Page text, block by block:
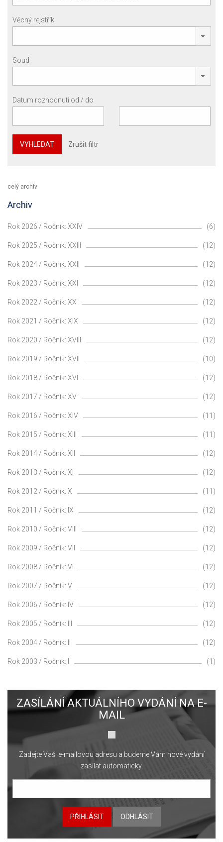
Věcný rejstřík
Soud
Datum rozhodnutí od / do
VYHLEDAT Zrušit filtr
celý archiv
Archiv
Rok 2026 / Ročník: XXIV (6)
Rok 2025 / Ročník: XXIII (12)
Rok 2024 / Ročník: XXII (12)
Rok 2023 / Ročník: XXI (12)
Rok 2022 / Ročník: XX (12)
Rok 2021 / Ročník: XIX (12)
Rok 2020 / Ročník: XVIII (12)
Rok 2019 / Ročník: XVII (10)
Rok 2018 / Ročník: XVI (12)
Rok 2017 / Ročník: XV (12)
Rok 2016 / Ročník: XIV (11)
Rok 2015 / Ročník: XIII (11)
Rok 2014 / Ročník: XII (12)
Rok 2013 / Ročník: XI (12)
Rok 2012 / Ročník: X (11)
Rok 2011 / Ročník: IX (12)
Rok 2010 / Ročník: VIII (12)
Rok 2009 / Ročník: VII (12)
Rok 2008 / Ročník: VI (12)
Rok 2007 / Ročník: V (12)
Rok 2006 / Ročník: IV (12)
Rok 2005 / Ročník: III (12)
Rok 2004 / Ročník: II (12)
Rok 2003 / Ročník: I (1)
ZASÍLÁNÍ AKTUÁLNÍHO VYDÁNÍ NA E-
MAIL
Zadejte Vaši e-mailovou adresu a budeme Vám nové vydání
zasílat automaticky.
PŘIHLÁSIT ODHLÁSIT